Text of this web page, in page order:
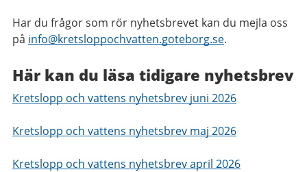
Har du frågor som rör nyhetsbrevet kan du mejla oss
på info@kretsloppochvatten.goteborg.se.
Här kan du läsa tidigare nyhetsbrev
Kretslopp och vattens nyhetsbrev juni 2026
Kretslopp och vattens nyhetsbrev maj 2026
Kretslopp och vattens nyhetsbrev april 2026